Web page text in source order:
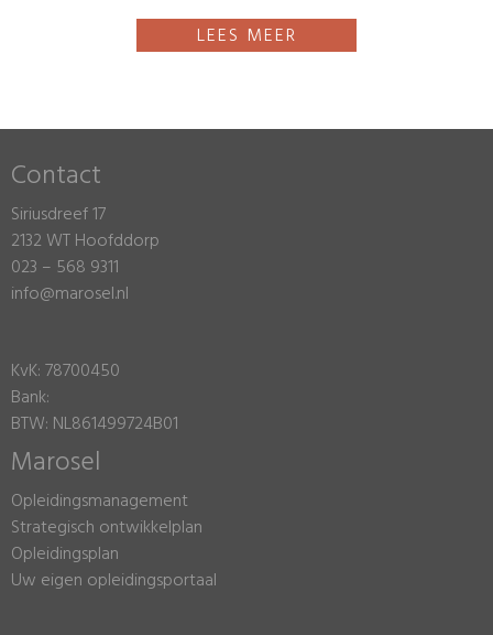
LEES MEER
Contact
Siriusdreef 17
2132 WT Hoofddorp
023 – 568 9311
info@marosel.nl
KvK: 78700450
Bank:
BTW: NL861499724B01
Marosel
Opleidingsmanagement
Strategisch ontwikkelplan
Opleidingsplan
Uw eigen opleidingsportaal